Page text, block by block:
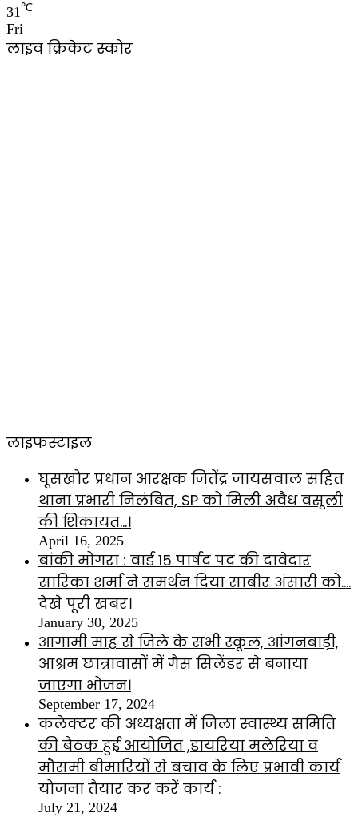
31℃
Fri
लाइव क्रिकेट स्कोर
लाइफस्टाइल
घूसखोर प्रधान आरक्षक जितेंद्र जायसवाल सहित
थाना प्रभारी निलंबित, SP को मिली अवैध वसूली
की शिकायत…।
April 16, 2025
बांकी मोगरा : वार्ड 15 पार्षद पद की दावेदार
सारिका शर्मा ने समर्थन दिया साबीर अंसारी को….
देखे पूरी खबर।
January 30, 2025
आगामी माह से जिले के सभी स्कूल, आंगनबाड़ी,
आश्रम छात्रावासों में गैस सिलेंडर से बनाया
जाएगा भोजन।
September 17, 2024
कलेक्टर की अध्यक्षता में जिला स्वास्थ्य समिति
की बैठक हुई आयोजित ,डायरिया मलेरिया व
मौसमी बीमारियों से बचाव के लिए प्रभावी कार्य
योजना तैयार कर करें कार्य :
July 21, 2024